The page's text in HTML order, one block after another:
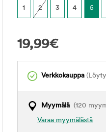
1 2 3 4 5
19,99€
Verkkokauppa
Myymälä (120
Varaa myymälästä